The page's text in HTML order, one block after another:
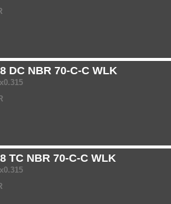
DC NBR 70-C-C WLK
TC NBR 70-C-C WLK